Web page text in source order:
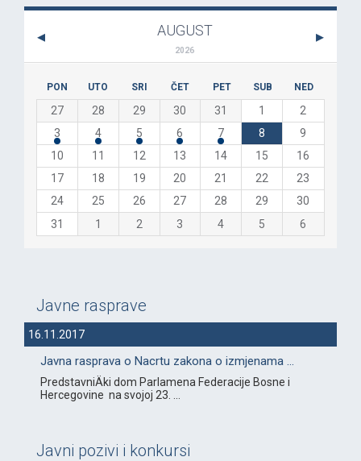
AUGUST
2026
PON UTO SRI ČET PET SUB NED
27 28 29 30 31 1
2
3
4 5 6 7 8
9
10
11 12 13 14 15
16
17
18 19 20 21 22
23
24
25 26 27 28 29
30
31
1 2 3 4 5 6
Javne rasprave
16.11.2017
Javna rasprava o Nacrtu zakona o izmjenama ...
PredstavniÄki dom Parlamena Federacije Bosne i
Hercegovine na svojoj 23. ...
Javni pozivi i konkursi